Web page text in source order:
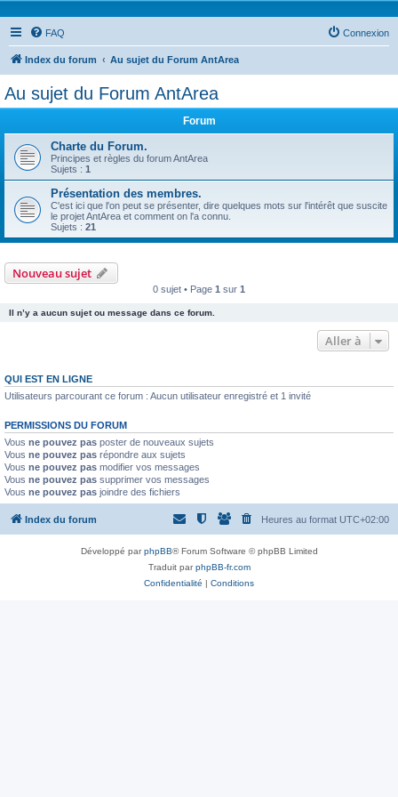
FAQ Connexion
Index du forum Au sujet du Forum AntArea
Au sujet du Forum AntArea
Forum
Charte du Forum.
Principes et règles du forum AntArea
Sujets : 1
Présentation des membres.
C'est ici que l'on peut se présenter, dire quelques mots sur l'intérêt que suscite
le projet AntArea et comment on l'a connu.
Sujets : 21
Nouveau sujet
0 sujet • Page 1 sur 1
Il n’y a aucun sujet ou message dans ce forum.
Aller à
QUI EST EN LIGNE
Utilisateurs parcourant ce forum : Aucun utilisateur enregistré et 1 invité
PERMISSIONS DU FORUM
Vous ne pouvez pas poster de nouveaux sujets
Vous ne pouvez pas répondre aux sujets
Vous ne pouvez pas modifier vos messages
Vous ne pouvez pas supprimer vos messages
Vous ne pouvez pas joindre des fichiers
Index du forum Heures au format UTC+02:00
Développé parphpBB® Forum Software © phpBB Limited
Traduit parphpBB-fr.com
Confidentialité | Conditions